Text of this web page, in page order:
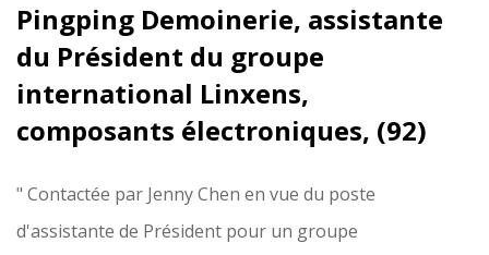
Pingping Demoinerie, assistante
du Président du groupe
international Linxens,
composants électroniques, (92)
" Contactée par Jenny Chen en vue du poste
d'assistante de Président pour un groupe